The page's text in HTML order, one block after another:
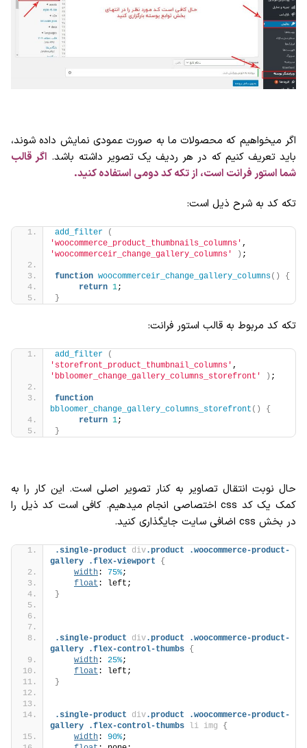
اگر میخواهیم که محصولات ما به صورت عمودی نمایش داده شوند،
باید تعریف کنیم که در هر ردیف یک تصویر داشته باشد. اگر قالب
شما استور فرانت است، از تکه کد دومی استفاده کنید.
تکه کد به شرح ذیل است:
add_filter
(
'woocommerce_product_thumbnails_columns'
'woocommerceir_change_gallery_columns'
) ;
function woocommerceir_change_gallery_columns()
{
return 1;
}
تکه کد مربوط به قالب استور فرانت:
add_filter
(
'storefront_product_thumbnail_columns'
'bbloomer_change_gallery_columns_storefront'
) ;
function
bbloomer_change_gallery_columns_storefront ()
{
return 1;
}
حال نوبت انتقال تصاویر به کنار تصویر اصلی است. این کار را به
کمک یک کد css اختصاصی انجام میدهیم. کافی است کد ذیل را
در بخش css اضافی سایت جایگذاری کنید.
.single-product div.product
.woocommerce-product-
gallery
.flex-viewport
{
width: 75%;
float : left;
}
.single-product div.product
.woocommerce-product-
gallery
.flex-control-thumbs {
width: 25%;
float : left;
}
.single-product div.product
.woocommerce-product-
gallery
.flex-control-thumbs li img
{
width: 90%;